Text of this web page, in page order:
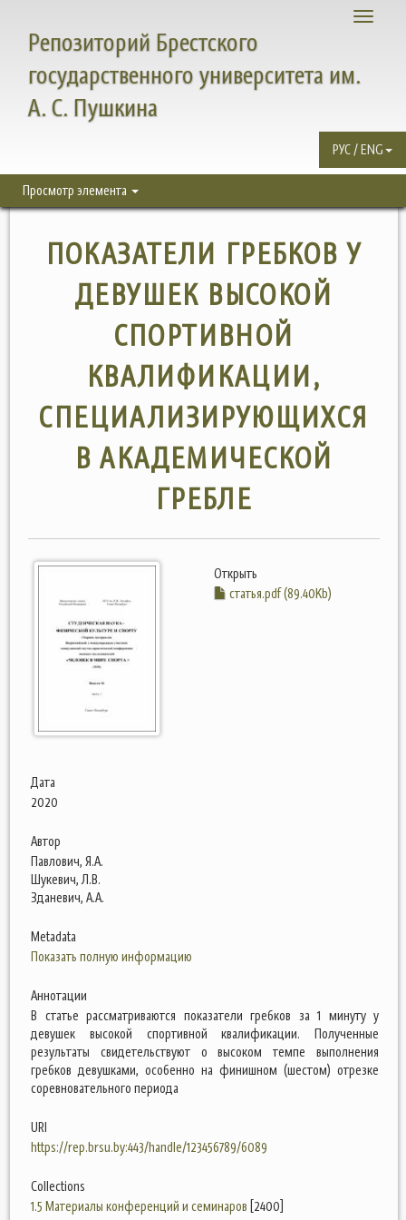
Toggle
Репозиторий Брестского
государственного университета им.
А. С. Пушкина
РУС / ENG
Просмотр элемента
ПОКАЗАТЕЛИ ГРЕБКОВ У
ДЕВУШЕК ВЫСОКОЙ
СПОРТИВНОЙ
КВАЛИФИКАЦИИ,
СПЕЦИАЛИЗИРУЮЩИХСЯ
В АКАДЕМИЧЕСКОЙ
ГРЕБЛЕ
Открыть
статья.pdf (89.40Kb)
Дата
2020
Автор
Павлович, Я.А.
Шукевич, Л.В.
Зданевич, А.А.
Metadata
Показать полную информацию
Аннотации
В статье рассматриваются показатели гребков за 1 минуту у
девушек высокой спортивной квалификации. Полученные
результаты свидетельствуют о высоком темпе выполнения
гребков девушками, особенно на финишном (шестом) отрезке
соревновательного периода
URI
https://rep.brsu.by:443/handle/123456789/6089
Collections
1.5 Материалы конференций и семинаров [2400]